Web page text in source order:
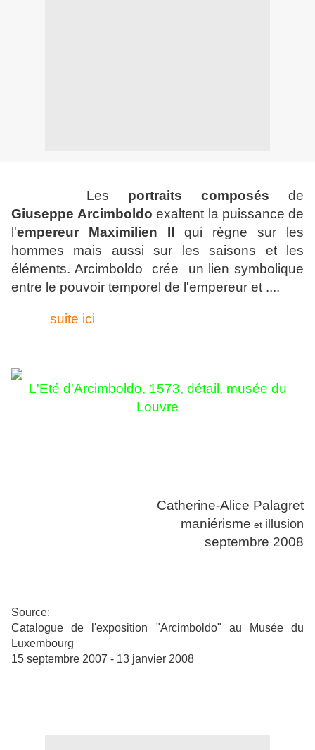
Les portraits composés de
Giuseppe Arcimboldo exaltent la puissance de
l'empereur Maximilien II qui règne sur les
hommes mais aussi sur les saisons et les
éléments. Arcimboldo crée un lien symbolique
entre le pouvoir temporel de l'empereur et ....
suite ici
L'Eté d'Arcimboldo, 1573, détail, musée du
Louvre
Catherine-Alice Palagret
maniérisme et illusion
septembre 2008
Source:
Catalogue de l'exposition "Arcimboldo" au Musée du
Luxembourg
15 septembre 2007 - 13 janvier 2008